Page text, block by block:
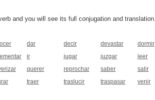
and you will see its full conjugation and translation.
dar decir devastar dormir
ir jugar juzgar leer
querer reprochar saber salir
traer traslucir traspasar venir